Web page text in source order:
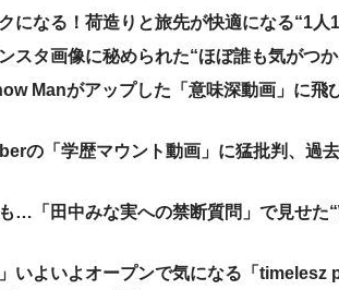
になる！荷造りと旅先が快適になる“1人
スタ画像に秘められた“ほぼ誰も気がつ
Manがアップした「意味深動画」に飛
の「学歴マウント動画」に猛批判、過
…「田中みな実への禁断質問」で見せた
いよいよオープンで気になる「timelesz